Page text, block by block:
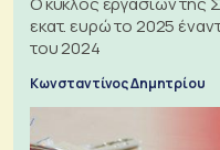
εκατ. ευρώ το 2025
του 2024
Κωνσταντίνος Δημητρίου